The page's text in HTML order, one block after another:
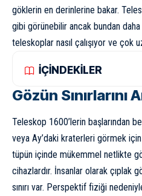
göklerin en derinlerine bakar.
gibi görünebilir ancak bundan
teleskoplar nasıl çalışıyor ve çok
İÇİNDEKİLER
Gözün Sınırlarını
Teleskop 1600’lerin başlarından
veya Ay’daki kraterleri görmek
tüpün içinde mükemmel netlikte
cihazlardır. İnsanlar olarak çıplak
sınırı var. Perspektif fiziği